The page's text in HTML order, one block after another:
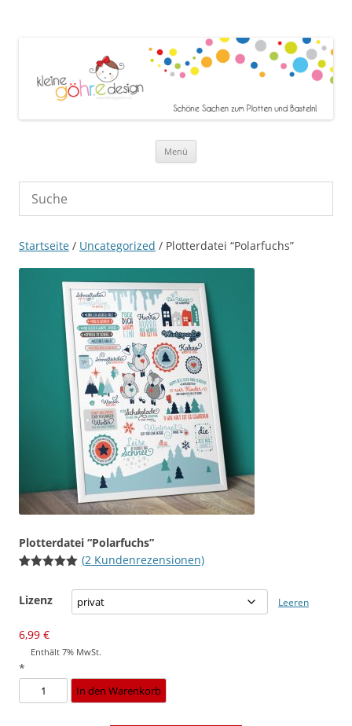
Menü
Startseite / Uncategorized / Plotterdatei “Polarfuchs”
Plotterdatei “Polarfuchs”
von 5,
Kundenbewertungen
(2Kundenrezensionen)
Lizenz Leeren
6,99 €
Enthält 7% MwSt.
*
Plotterdatei
"Polarfuchs"
In den Warenkorb